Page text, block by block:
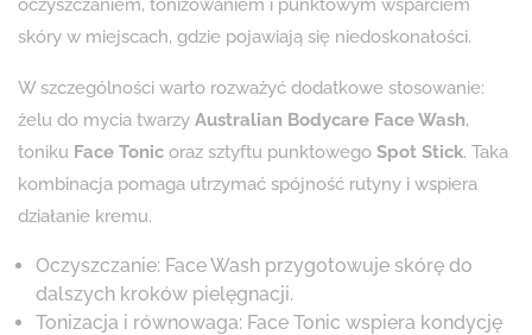
oczyszczaniem, tonizowaniem i punktowym wsparciem
skóry w miejscach, gdzie pojawiają się niedoskonałości.
W szczególności warto rozważyć dodatkowe stosowanie:
żelu do mycia twarzy Australian Bodycare Face Wash,
toniku Face Tonic oraz sztyftu punktowego Spot Stick. Taka
kombinacja pomaga utrzymać spójność rutyny i wspiera
działanie kremu.
Oczyszczanie: Face Wash przygotowuje skórę do
dalszych kroków pielęgnacji.
Tonizacja i równowaga: Face Tonic wspiera kondycję